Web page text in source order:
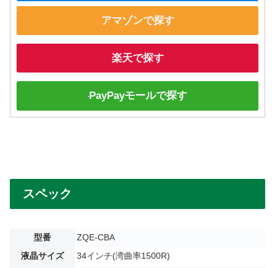
アマゾンで探す
楽天で探す
PayPayモールで探す
スペック
型番
ZQE-CBA
液晶サイズ
34インチ(湾曲率1500R)